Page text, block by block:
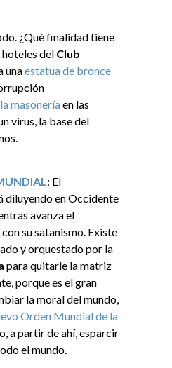
¿Qué finalidad tiene
hoteles del Club
unaestatua de bronce
la masoneríaen las
virus, la base del
: El
diluyendo en Occidente
avanza el
con su satanismo. Existe
y orquestado por la
para quitarle la matriz
porque es el gran
la moral del mundo,
Orden Mundial de la
a partir de ahí, esparcir
el mundo.